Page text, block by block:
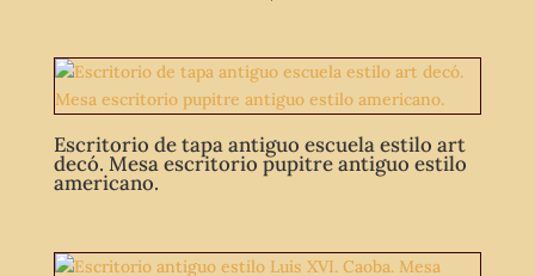
Escritorio de tapa antiguo escuela estilo art
decó. Mesa escritorio pupitre antiguo estilo
americano.